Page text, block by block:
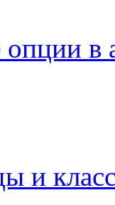
в
и